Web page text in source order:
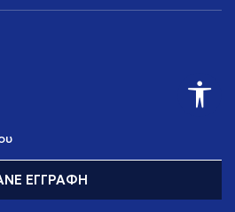
ΕΓΓΡΑΦΉ